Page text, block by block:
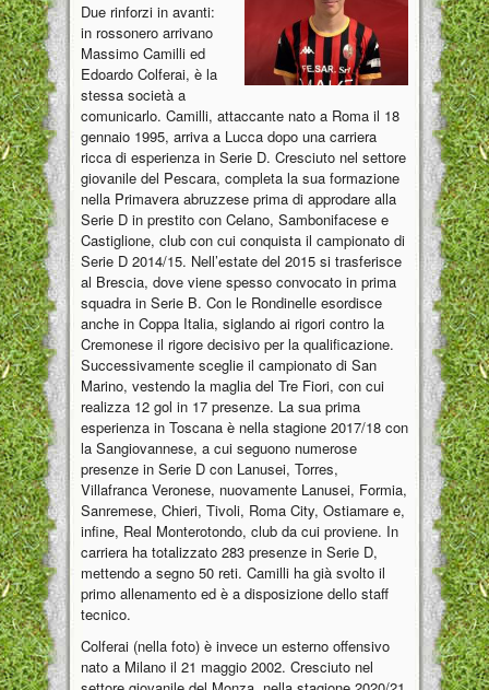
Due rinforzi in avanti:
in rossonero arrivano
Massimo Camilli ed
Edoardo Colferai, è la
stessa società a
comunicarlo. Camilli, attaccante nato a Roma il 18
gennaio 1995, arriva a Lucca dopo una carriera
ricca di esperienza in Serie D. Cresciuto nel settore
giovanile del Pescara, completa la sua formazione
nella Primavera abruzzese prima di approdare alla
Serie D in prestito con Celano, Sambonifacese e
Castiglione, club con cui conquista il campionato di
Serie D 2014/15. Nell’estate del 2015 si trasferisce
al Brescia, dove viene spesso convocato in prima
squadra in Serie B. Con le Rondinelle esordisce
anche in Coppa Italia, siglando ai rigori contro la
Cremonese il rigore decisivo per la qualificazione.
Successivamente sceglie il campionato di San
Marino, vestendo la maglia del Tre Fiori, con cui
realizza 12 gol in 17 presenze. La sua prima
esperienza in Toscana è nella stagione 2017/18 con
la Sangiovannese, a cui seguono numerose
presenze in Serie D con Lanusei, Torres,
Villafranca Veronese, nuovamente Lanusei, Formia,
Sanremese, Chieri, Tivoli, Roma City, Ostiamare e,
infine, Real Monterotondo, club da cui proviene. In
carriera ha totalizzato 283 presenze in Serie D,
mettendo a segno 50 reti. Camilli ha già svolto il
primo allenamento ed è a disposizione dello staff
tecnico.
Colferai (nella foto) è invece un esterno offensivo
nato a Milano il 21 maggio 2002. Cresciuto nel